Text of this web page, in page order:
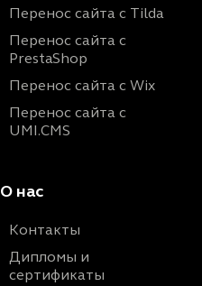
Перенос сайта с Tilda
Перенос сайта с
PrestaShop
Перенос сайта с Wix
Перенос сайта с
UMI.CMS
О нас
Контакты
Дипломы и
сертификаты